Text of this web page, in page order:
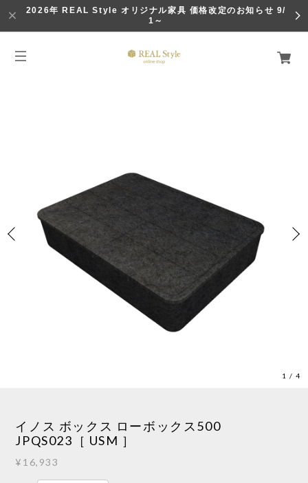
2026年 REAL Style オリジナル家具 価格改定のお知らせ 9/
1～
1 /4
イノス ボックス ローボックス500
JPQS023［ USM ］
¥16,933